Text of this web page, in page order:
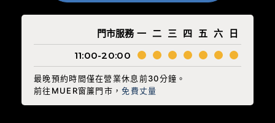
門市服務 一 二 三 四 五 六
日
11:00-20:00
最晚預約時間僅在營業休息前30分鐘。
前往MUER窗簾門市，免費丈量